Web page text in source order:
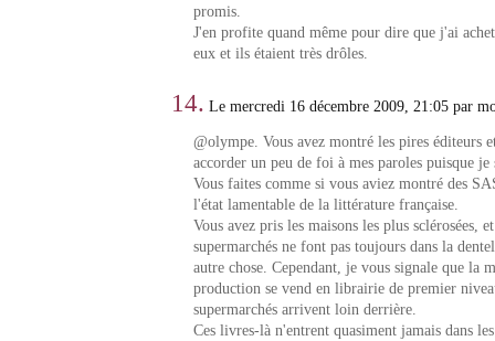
promis.
J'en profite quand même pour dire que j'ai
eux et ils étaient très drôles.
14. Le mercredi 16 décembre 2009, 21:05 par
@olympe. Vous avez montré les pires éditeurs
accorder un peu de foi à mes paroles puisque
Vous faites comme si vous aviez montré des
l'état lamentable de la littérature française.
Vous avez pris les maisons les plus sclérosées,
supermarchés ne font pas toujours dans la
autre chose. Cependant, je vous signale que la
production se vend en librairie de premier
supermarchés arrivent loin derrière.
Ces livres-là n'entrent quasiment jamais dans